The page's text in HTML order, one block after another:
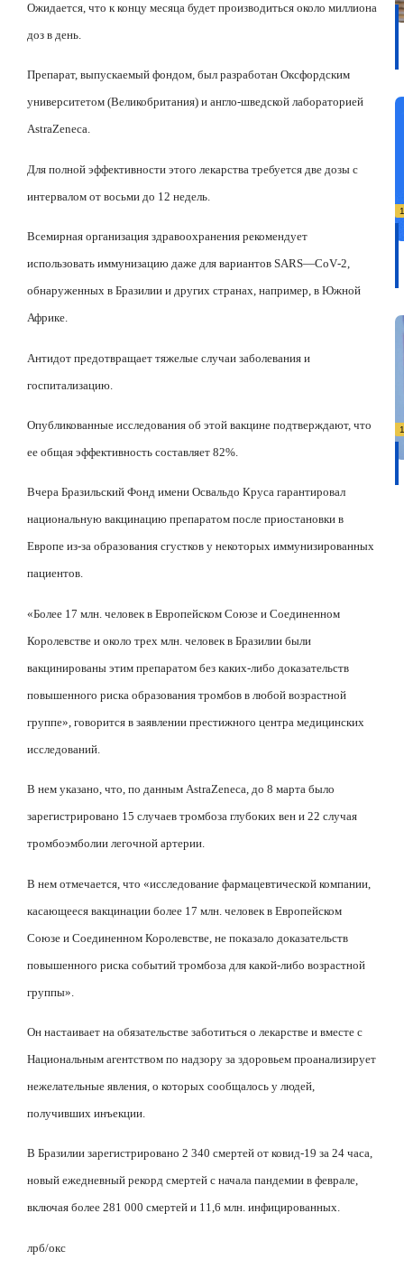
Ожидается, что к концу месяца будет производиться около миллиона
доз в день.
Препарат, выпускаемый фондом, был разработан Оксфордским
университетом (Великобритания) и англо-шведской лабораторией
AstraZeneca.
Для полной эффективности этого лекарства требуется две дозы с
интервалом от восьми до 12 недель.
Всемирная организация здравоохранения рекомендует
использовать иммунизацию даже для вариантов SARS—CoV-2,
обнаруженных в Бразилии и других странах, например, в Южной
Африке.
Антидот предотвращает тяжелые случаи заболевания и
госпитализацию.
Опубликованные исследования об этой вакцине подтверждают, что
ее общая эффективность составляет 82%.
Вчера Бразильский Фонд имени Освальдо Круса гарантировал
национальную вакцинацию препаратом после приостановки в
Европе из-за образования сгустков у некоторых иммунизированных
пациентов.
«Более 17 млн. человек в Европейском Союзе и Соединенном
Королевстве и около трех млн. человек в Бразилии были
вакцинированы этим препаратом без каких-либо доказательств
повышенного риска образования тромбов в любой возрастной
группе», говорится в заявлении престижного центра медицинских
исследований.
В нем указано, что, по данным AstraZeneca, до 8 марта было
зарегистрировано 15 случаев тромбоза глубоких вен и 22 случая
тромбоэмболии легочной артерии.
В нем отмечается, что «исследование фармацевтической компании,
касающееся вакцинации более 17 млн. человек в Европейском
Союзе и Соединенном Королевстве, не показало доказательств
повышенного риска событий тромбоза для какой-либо возрастной
группы».
Он настаивает на обязательстве заботиться о лекарстве и вместе с
Национальным агентством по надзору за здоровьем проанализирует
нежелательные явления, о которых сообщалось у людей,
получивших инъекции.
В Бразилии зарегистрировано 2 340 смертей от ковид-19 за 24 часа,
новый ежедневный рекорд смертей с начала пандемии в феврале,
включая более 281 000 смертей и 11,6 млн. инфицированных.
лрб/окс